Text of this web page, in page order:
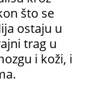
što se
ostaju u
trag u
i koži, i